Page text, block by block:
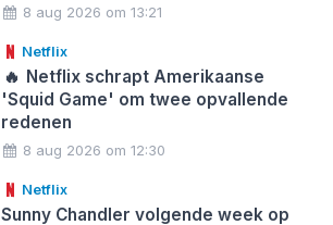
8 aug 2026 om 13:21
Netflix
🔥 Netflix schrapt Amerikaanse
'Squid Game' om twee opvallende
redenen
8 aug 2026 om 12:30
Netflix
Sunny Chandler volgende week op